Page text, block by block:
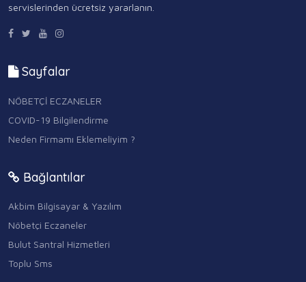
servislerinden ücretsiz yararlanın.
Sayfalar
NÖBETÇİ ECZANELER
COVID-19 Bilgilendirme
Neden Firmamı Eklemeliyim ?
Bağlantılar
Akbim Bilgisayar & Yazılım
Nöbetçi Eczaneler
Bulut Santral Hizmetleri
Toplu Sms